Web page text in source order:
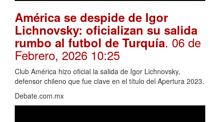
América se despide de Igor
Lichnovsky: oficializan su salida
rumbo al futbol de Turquía. 06 de
Febrero, 2026 10:25
Club América hizo oficial la salida de Igor Lichnovsky,
defensor chileno que fue clave en el título del Apertura 2023.
Debate.com.mx